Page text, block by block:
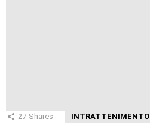
27 Shares INTRATTENIMENTO